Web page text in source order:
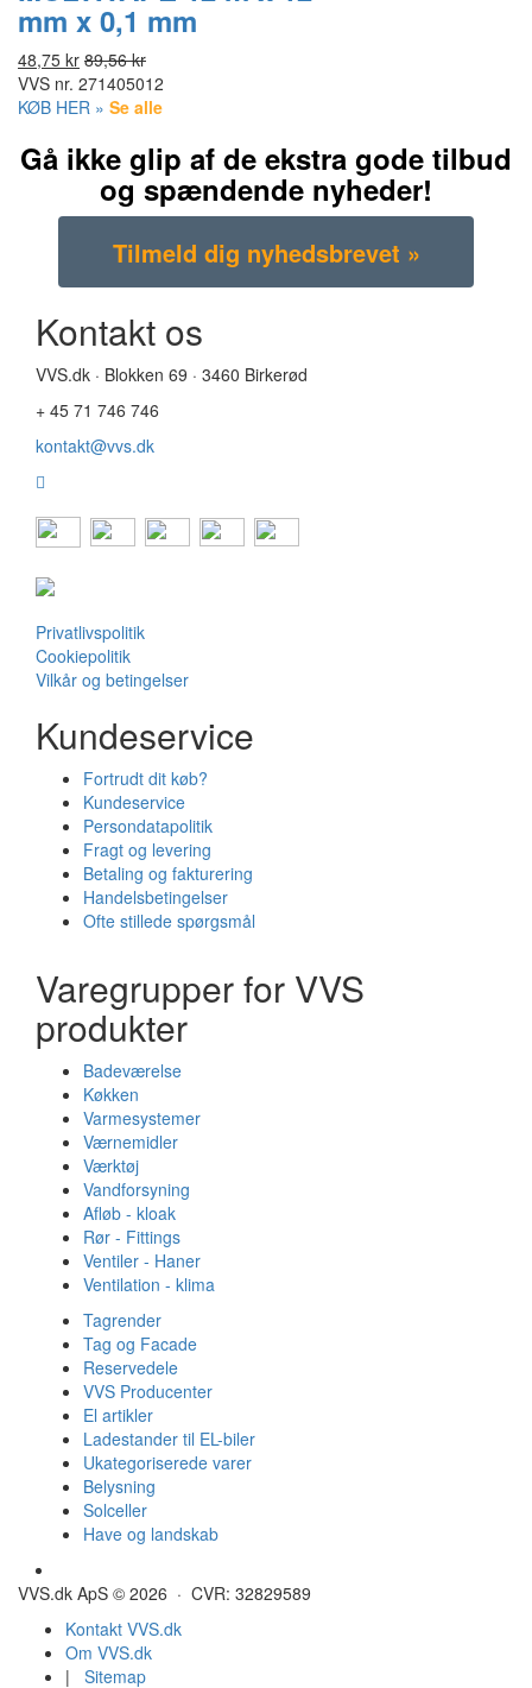
mm x 0,1 mm
48,75 kr 89,56 kr
VVS nr. 271405012
KØB HER » Se alle
Gå ikke glip af de ekstra gode tilbud
og spændende nyheder!
Kontakt os
VVS.dk · Blokken 69 · 3460 Birkerød
+ 45 71 746 746
kontakt@vvs.dk
Privatlivspolitik
Cookiepolitik
Vilkår og betingelser
Kundeservice
Fortrudt dit køb?
Kundeservice
Persondatapolitik
Fragt og levering
Betaling og fakturering
Handelsbetingelser
Ofte stillede spørgsmål
Varegrupper for VVS
produkter
Badeværelse
Køkken
Varmesystemer
Værnemidler
Værktøj
Vandforsyning
Afløb - kloak
Rør - Fittings
Ventiler - Haner
Ventilation - klima
Tagrender
Tag og Facade
Reservedele
VVS Producenter
El artikler
Ladestander til EL-biler
Ukategoriserede varer
Belysning
Solceller
Have og landskab
VVS.dk ApS © 2026 · CVR: 32829589
Kontakt VVS.dk
Om VVS.dk
| Sitemap